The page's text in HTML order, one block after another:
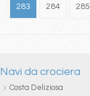
283 284 285
Navi da crociera
Costa Deliziosa